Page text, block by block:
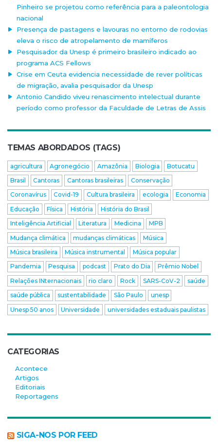
Pinheiro se projetou como referência para a paleontologia
nacional
Presença de pastagens e lavouras no entorno de rodovias
eleva o risco de atropelamento de mamíferos
Pesquisador da Unesp é primeiro brasileiro indicado ao
programa ACS Fellows
Crise em Ceuta evidencia necessidade de rever políticas
de migração, avalia pesquisador da Unesp
Antonio Candido viveu renascimento intelectual durante
período como professor da Faculdade de Letras de Assis
TEMAS ABORDADOS (TAGS)
agricultura Agronegócio Amazônia Biologia
Botucatu
Brasil
Cantoras Cantoras brasileiras
Conservação
Coronavírus
Covid-19 Cultura brasileira ecologia
Economia
Educação
Física História
História do Brasil
Inteligência Artificial
Literatura Medicina
MPB
Mudança climática
mudanças climáticas
Música
Música brasileira
Música instrumental
Música popular
Pandemia
Pesquisa podcast Prato do Dia
Prêmio Nobel
Relações INternacionais
rio claro Rock SARS-CoV-2
saúde
saúde pública
sustentabilidade São Paulo
unesp
Unesp 50 anos
Universidade universidades estaduais paulistas
CATEGORIAS
Acontece
Artigos
Editoriais
Reportagens
SIGA-NOS POR FEED